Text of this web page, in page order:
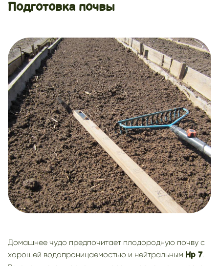
Подготовка почвы
Домашнее чудо предпочитает плодородную почву с
хорошей водопроницаемостью и нейтральным Hp 7.